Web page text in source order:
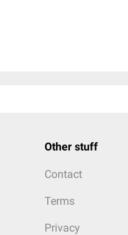
Other stuff
Contact
Terms
Privacy